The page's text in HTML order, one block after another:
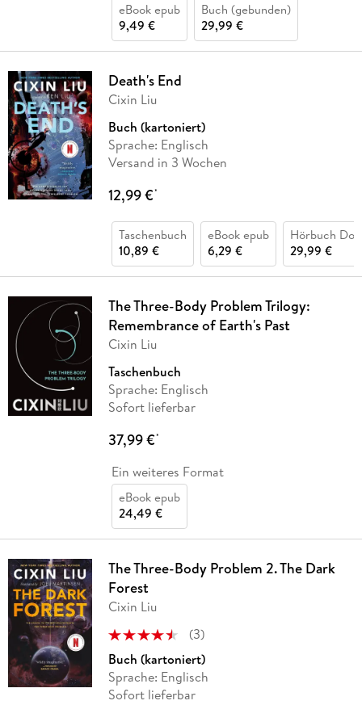
eBook epub
9,49 €
Buch (gebunden)
29,99 €
Death's End
Cixin Liu
Buch (kartoniert)
Sprache: Englisch
Versand in 3 Wochen
12,99 €*
Taschenbuch
10,89 €
eBook epub
6,29 €
Hörbuch
29,99 €
The Three-Body Problem Trilogy:
Remembrance of Earth's Past
Cixin Liu
Taschenbuch
Sprache: Englisch
Sofort lieferbar
37,99 €*
Ein weiteres Format
eBook epub
24,49 €
The Three-Body Problem 2. The Dark
Forest
Cixin Liu
(3)
Buch (kartoniert)
Sprache: Englisch
Sofort lieferbar